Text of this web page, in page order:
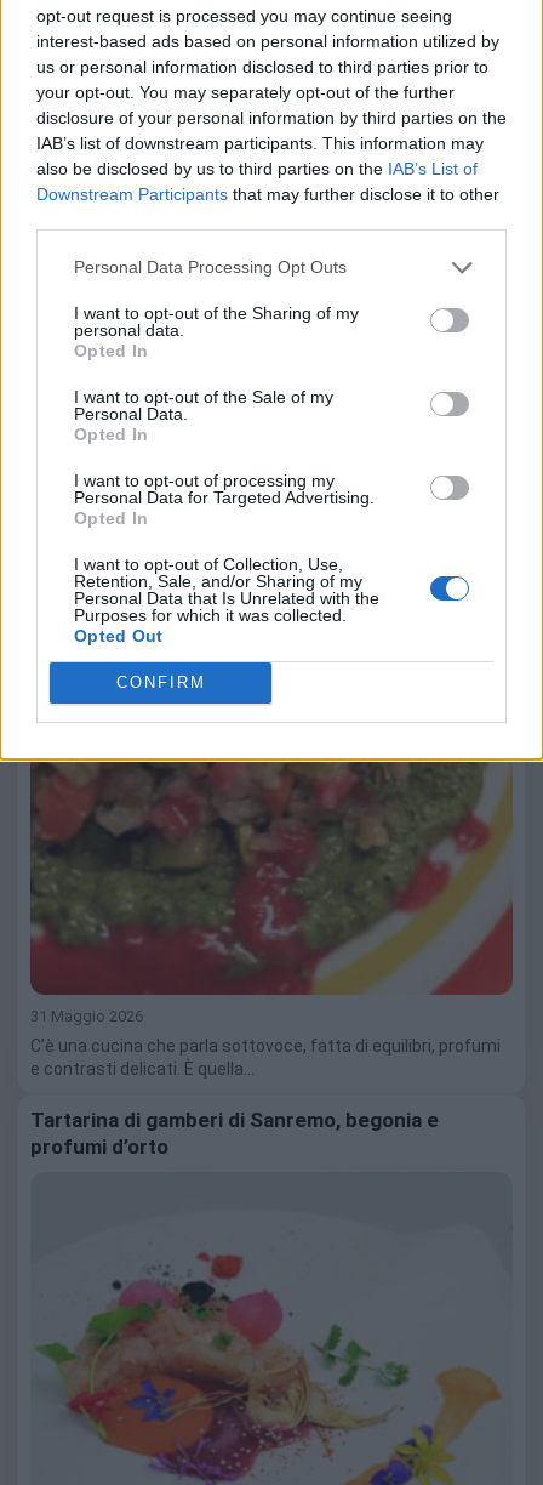
opt-out request is processed you may continue seeing
interest-based ads based on personal information utilized by
us or personal information disclosed to third parties prior to
your opt-out. You may separately opt-out of the further
disclosure of your personal information by third parties on the
IAB’s list of downstream participants. This information may
also be disclosed by us to third parties on the IAB’s List of
Downstream Participants that may further disclose it to other
Personal Data Processing Opt Outs
I want to opt-out of the Sharing of my
personal data.
Opted In
I want to opt-out of the Sale of my
Personal Data.
Opted In
I want to opt-out of processing my
Personal Data for Targeted Advertising.
Opted In
I want to opt-out of Collection, Use,
Retention, Sale, and/or Sharing of my
Personal Data that Is Unrelated with the
Purposes for which it was collected.
Opted Out
CONFIRM
Claudio Porchia
Riso integrale, erbe e fiori: con maggiorana e
lavanda protagoniste nel piatto. La ricetta di Chef
Cinzia Massa
31 Maggio 2026
C’è una cucina che parla sottovoce, fatta di equilibri, profumi
e contrasti delicati. È quella…
Tartarina di gamberi di Sanremo, begonia e
profumi d’orto